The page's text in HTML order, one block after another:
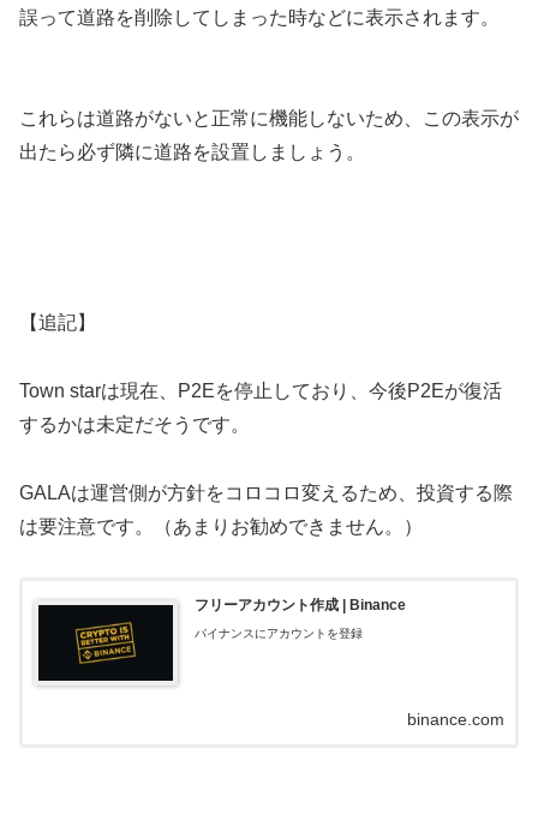
誤って道路を削除してしまった時などに表示されます。
これらは道路がないと正常に機能しないため、この表示が
出たら必ず隣に道路を設置しましょう。
【追記】
Town starは現在、P2Eを停止しており、今後P2Eが復活
するかは未定だそうです。
GALAは運営側が方針をコロコロ変えるため、投資する際
は要注意です。（あまりお勧めできません。）
フリーアカウント作成 | Binance
バイナンスにアカウントを登録
binance.com